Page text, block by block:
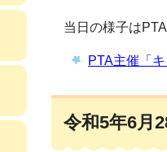
当日の様子は
PTA主催「
令和5年6月